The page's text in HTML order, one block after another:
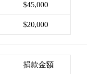
$45,000
$20,000
捐款金額